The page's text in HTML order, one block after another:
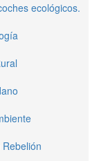
ecológicos.